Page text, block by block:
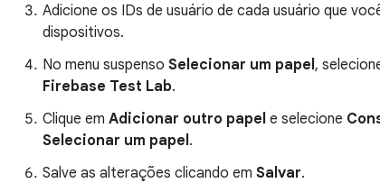
Adicione os IDs de usuário de cada usuário que
dispositivos.
No menu suspenso Selecionar um papel ,
Firebase Test Lab.
Clique em Adicionar outro papel e selecione
Selecionar um papel .
Salve as alterações clicando em Salvar.